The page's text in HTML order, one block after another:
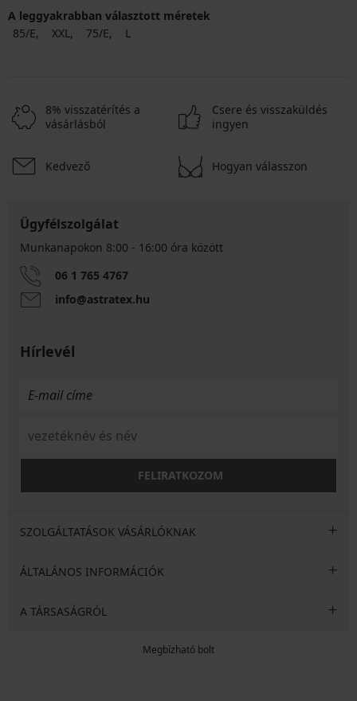
A leggyakrabban választott méretek
85/E
XXL 75/E L
8% visszatérítés a
vásárlásból
Csere és visszaküldés
ingyen
Kedvező Hogyan válasszon
Ügyfélszolgálat
Munkanapokon 8:00 - 16:00 óra között
06 1 765 4767
info@astratex.hu
Hírlevél
FELIRATKOZOM
SZOLGÁLTATÁSOK VÁSÁRLÓKNAK
ÁLTALÁNOS INFORMÁCIÓK
A TÁRSASÁGRÓL
Megbízható bolt